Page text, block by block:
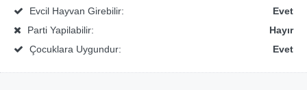
Evcil Hayvan Girebilir:
Evet
Parti Yapilabilir:
Hayır
Çocuklara Uygundur:
Evet